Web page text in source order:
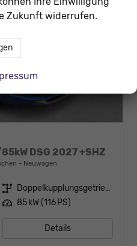
DSG 2027 +SHZ
Neuwagen
Getriebe
Doppelkupplungsgetriebe (DSG)
Leistung 85 kW (116 PS)
Details
Zukunft widerrufen.